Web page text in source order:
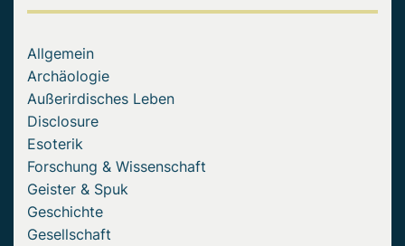
Allgemein
Archäologie
Außerirdisches Leben
Disclosure
Esoterik
Forschung & Wissenschaft
Geister & Spuk
Geschichte
Gesellschaft